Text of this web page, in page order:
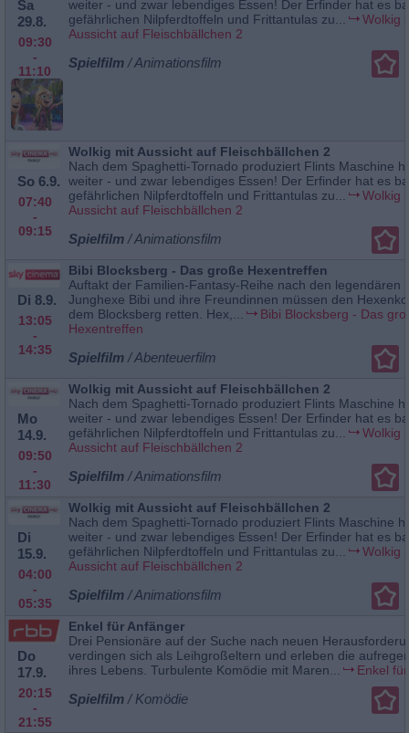
Sa
29.8.
09:30
-
11:10
weiter - und zwar lebendiges Essen! Der Erfinder hat es
gefährlichen Nilpferdtoffeln und Frittantulas zu...
Wolkig
Aussicht auf Fleischbällchen 2
Spielfilm / Animationsfilm
So 6.9.
07:40
-
09:15
Wolkig mit Aussicht auf Fleischbällchen 2
Nach dem Spaghetti-Tornado produziert Flints Maschine
weiter - und zwar lebendiges Essen! Der Erfinder hat es
gefährlichen Nilpferdtoffeln und Frittantulas zu...
Wolkig
Aussicht auf Fleischbällchen 2
Spielfilm / Animationsfilm
Di 8.9.
13:05
-
14:35
Bibi Blocksberg - Das große Hexentreffen
Auftakt der Familien-Fantasy-Reihe nach den legendären
Junghexe Bibi und ihre Freundinnen müssen den
dem Blocksberg retten. Hex,...
Bibi Blocksberg - Das
Hexentreffen
Spielfilm / Abenteuerfilm
Mo
14.9.
09:50
-
11:30
Wolkig mit Aussicht auf Fleischbällchen 2
Nach dem Spaghetti-Tornado produziert Flints Maschine
weiter - und zwar lebendiges Essen! Der Erfinder hat es
gefährlichen Nilpferdtoffeln und Frittantulas zu...
Wolkig
Aussicht auf Fleischbällchen 2
Spielfilm / Animationsfilm
Di
15.9.
04:00
-
05:35
Wolkig mit Aussicht auf Fleischbällchen 2
Nach dem Spaghetti-Tornado produziert Flints Maschine
weiter - und zwar lebendiges Essen! Der Erfinder hat es
gefährlichen Nilpferdtoffeln und Frittantulas zu...
Wolkig
Aussicht auf Fleischbällchen 2
Spielfilm / Animationsfilm
Do
17.9.
20:15
-
21:55
Enkel für Anfänger
Drei Pensionäre auf der Suche nach neuen
verdingen sich als Leihgroßeltern und erleben die
ihres Lebens. Turbulente Komödie mit Maren...
Enkel
Spielfilm / Komödie